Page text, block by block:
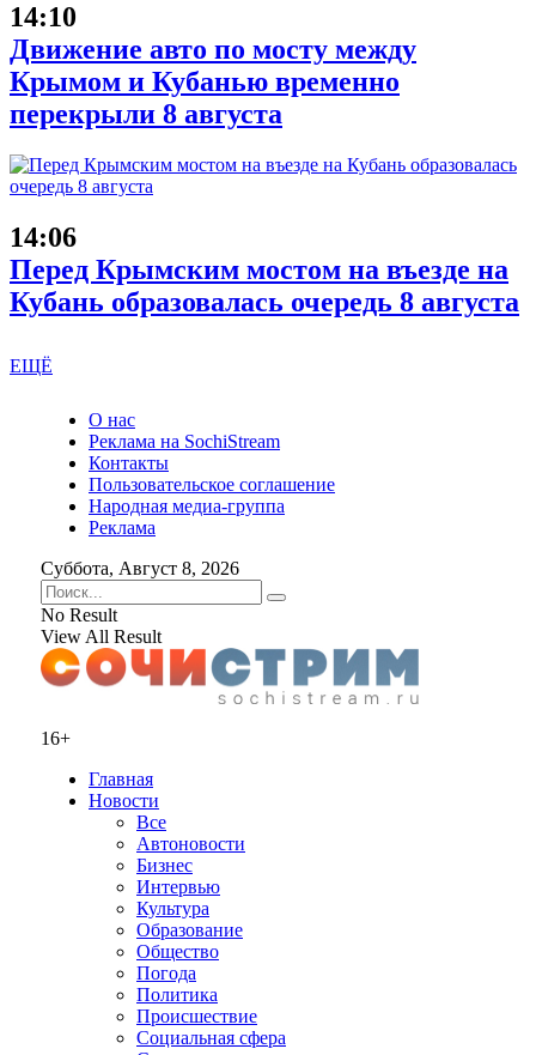
14:10
Движение авто по мосту между
Крымом и Кубанью временно
перекрыли 8 августа
14:06
Перед Крымским мостом на въезде на
Кубань образовалась очередь 8 августа
ЕЩЁ
О нас
Реклама на SochiStream
Контакты
Пользовательское соглашение
Народная медиа-группа
Реклама
Суббота, Август 8, 2026
No Result
View All Result
16+
Главная
Новости
Все
Автоновости
Бизнес
Интервью
Культура
Образование
Общество
Погода
Политика
Происшествие
Социальная сфера